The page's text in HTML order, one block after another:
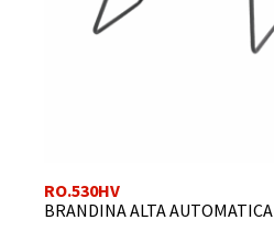
RO.530HV
BRANDINA ALTA AUTOMATICA